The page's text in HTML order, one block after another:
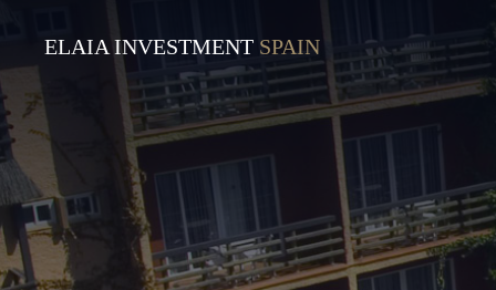
ELAIA INVESTMENT